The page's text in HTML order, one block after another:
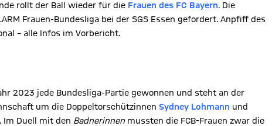
rollt der Ball wieder für die Frauen des FC Bayern. Die
Frauen-Bundesliga bei der SGS Essen gefordert. Anpfiff des
– alle Infos im Vorbericht.
2023 jede Bundesliga-Partie gewonnen und steht an der
um die Doppeltorschützinnen Sydney Lohmann und
Im Duell mit den Badnerinnen mussten die FCB-Frauen zwar die